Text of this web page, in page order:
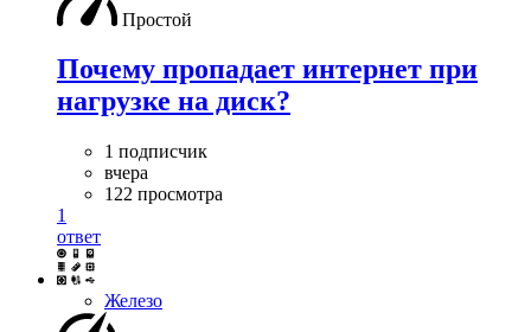
Простой
Почему пропадает интернет при
нагрузке на диск?
1 подписчик
вчера
122 просмотра
1
ответ
Железо